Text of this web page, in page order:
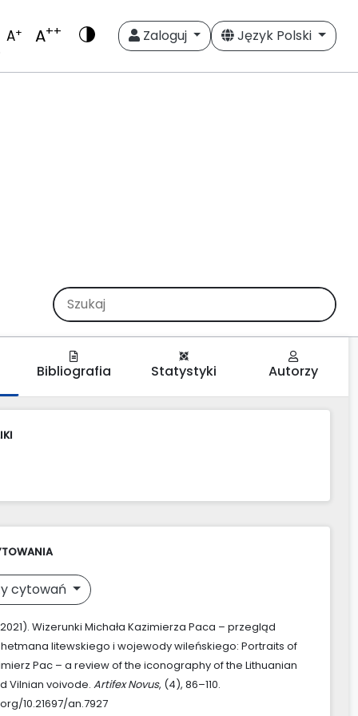
A+ A++ Zaloguj Język Polski
Bibliografia Statystyki Autorzy
cytowań
Wizerunki Michała Kazimierza Paca – przegląd
litewskiego i wojewody wileńskiego: Portraits of
Pac – a review of the iconography of the Lithuanian
Vilnian voivode. Artifex Novus, (4), 86–110.
10.21697/an.7927